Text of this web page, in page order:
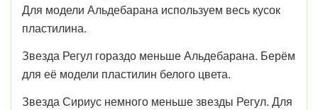
Для модели Альдебарана используем весь кусок
пластилина.
Звезда Регул гораздо меньше Альдебарана. Берём
для её модели пластилин белого цвета.
Звезда Сириус немного меньше звезды Регул. Для